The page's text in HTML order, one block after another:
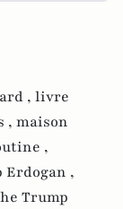
, livre
, maison
,
Erdogan ,
Trump